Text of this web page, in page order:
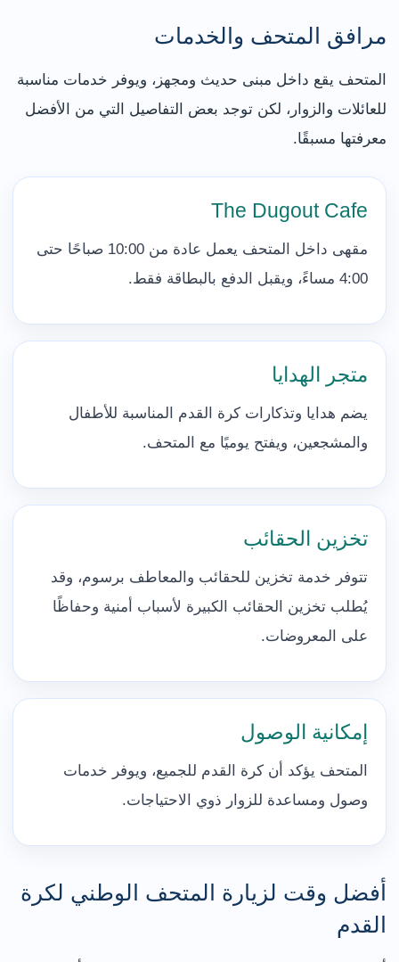
مرافق المتحف والخدمات
المتحف يقع داخل مبنى حديث ومجهز، ويوفر خدمات مناسبة
للعائلات والزوار، لكن توجد بعض التفاصيل التي من الأفضل
معرفتها مسبقًا.
The Dugout Cafe
مقهى داخل المتحف يعمل عادة من 10:00 صباحًا حتى
4:00 مساءً، ويقبل الدفع بالبطاقة فقط.
متجر الهدايا
يضم هدايا وتذكارات كرة القدم المناسبة للأطفال
والمشجعين، ويفتح يوميًا مع المتحف.
تخزين الحقائب
تتوفر خدمة تخزين للحقائب والمعاطف برسوم، وقد
يُطلب تخزين الحقائب الكبيرة لأسباب أمنية وحفاظًا
على المعروضات.
إمكانية الوصول
المتحف يؤكد أن كرة القدم للجميع، ويوفر خدمات
وصول ومساعدة للزوار ذوي الاحتياجات.
أفضل وقت لزيارة المتحف الوطني لكرة
القدم